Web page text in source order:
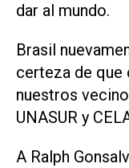
dar al mundo.
Brasil
certeza de que
nuestros
UNASUR y
A Ralph